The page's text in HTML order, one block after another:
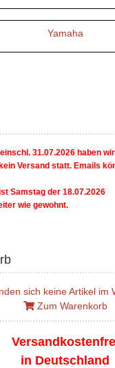
Yamaha
31.07.2026 haben
Versand statt. Emails
Samstag der 18.07.2026
wie gewohnt.
sich keine Artikel im
Zum Warenkorb
in Deutschland